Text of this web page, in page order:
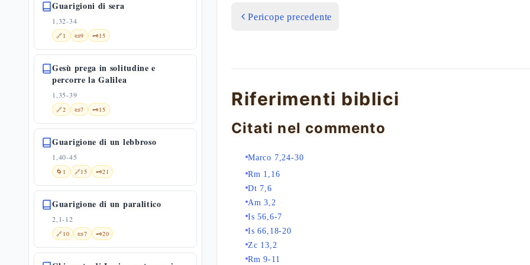
Guarigioni di sera
1,32-34
🔗1 📜9 🗝️15
Gesù prega in solitudine e
percorre la Galilea
1,35-39
🔗2 📜7 🗝️15
Guarigione di un lebbroso
1,40-45
🌀 1 🔗15 🗝️21
Guarigione di un paralitico
2,1-12
🔗10 📜7 🗝️20
Pericope precedente
Riferimenti biblici
Citati nel commento
Marco 7,24-30
Rm 1,16
Dt 7,6
Am 3,2
Is 56,6-7
Is 66,18-20
Zc 13,2
Rm 9-11